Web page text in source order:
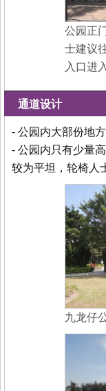
公园正
士建议
入口进入
通道设计
- 公园内大部份地
- 公园内只有少量
较为平坦，轮椅人
九龙仔